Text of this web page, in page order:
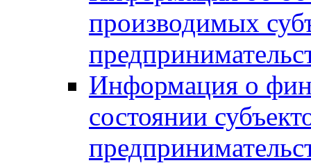
производимых
Информация о
состоянии